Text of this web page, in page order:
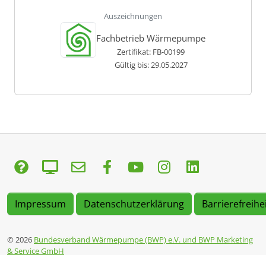
Auszeichnungen
Fachbetrieb Wärmepumpe
Zertifikat: FB-00199
Gültig bis: 29.05.2027
Impressum Datenschutzerklärung
© 2026 Bundesverband Wärmepumpe (BWP) e.V. und BWP Marketing
& Service GmbH